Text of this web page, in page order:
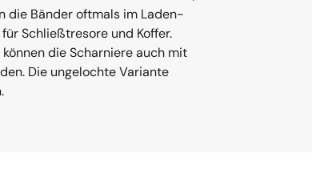
die Bänder oftmals im Laden-
Schließtresore und Koffer.
die Scharniere auch mit
Die ungelochte Variante